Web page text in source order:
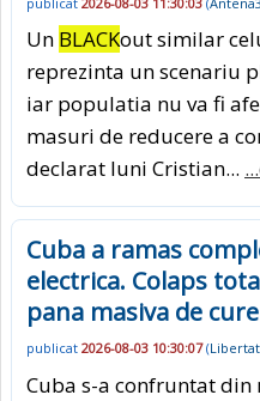
Un BLACKout similar
reprezinta un scenariu
iar populatia nu va fi
masuri de reducere a
declarat luni Cristian...
Cuba a ramas
electrica. Colaps
pana masiva de
publicat 2026-08-03 10:30:07(
Cuba s-a confruntat din